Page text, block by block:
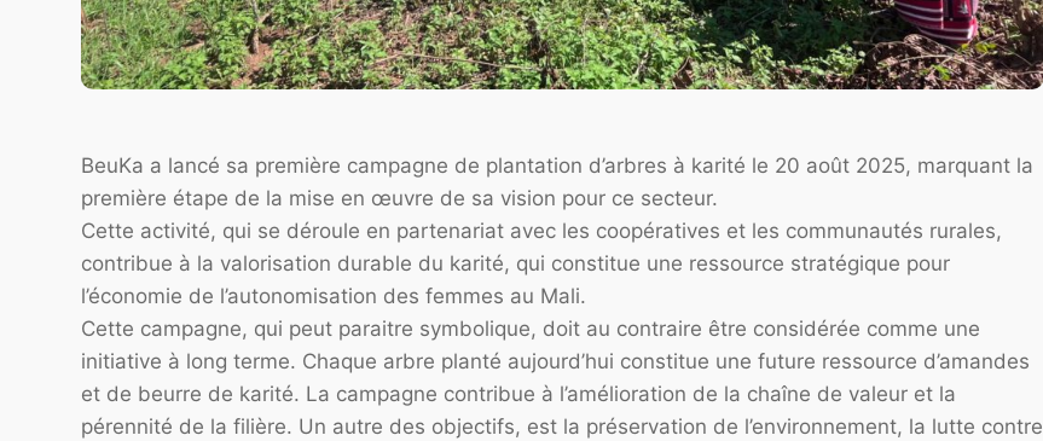
BeuKa a lancé sa première campagne de plantation d’arbres à karité le 20 août 2025, marquant la
première étape de la mise en œuvre de sa vision pour ce secteur.
Cette activité, qui se déroule en partenariat avec les coopératives et les communautés rurales,
contribue à la valorisation durable du karité, qui constitue une ressource stratégique pour
l’économie de l’autonomisation des femmes au Mali.
Cette campagne, qui peut paraitre symbolique, doit au contraire être considérée comme une
initiative à long terme. Chaque arbre planté aujourd’hui constitue une future ressource d’amandes
et de beurre de karité. La campagne contribue à l’amélioration de la chaîne de valeur et la
pérennité de la filière. Un autre des objectifs, est la préservation de l’environnement, la lutte contre